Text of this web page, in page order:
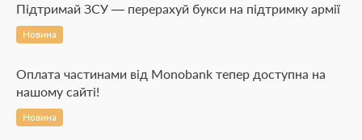
Підтримай ЗСУ — перерахуй букси на підтримку армії
Новина
Оплата частинами від Monobank тепер доступна на
нашому сайті!
Новина